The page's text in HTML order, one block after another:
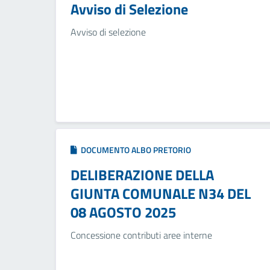
Avviso di Selezione
Avviso di selezione
DOCUMENTO ALBO PRETORIO
DELIBERAZIONE DELLA
GIUNTA COMUNALE N34 DEL
08 AGOSTO 2025
Concessione contributi aree interne